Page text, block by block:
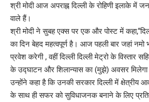
श्री मोदी आज अपराह्न दिल्ली के रोहिणी इलाके में
वाले हैं।
श्री मोदी ने सुबह एक्स पर एक और पोस्ट में
का दिन बेहद महत्वपूर्ण है। आज पहली बार जहां नमो
प्रवेश करेगी , वहीं दिल्ली दिल्ली मेट्रो के विस्तार
के उद्घाटन और शिलान्यास का (मुझे) अवसर
उन्होंने कहा है कि उनकी सरकार दिल्ली में क्षेत्रीय
के साथ ही सफर को सुविधाजनक बनाने के लिए